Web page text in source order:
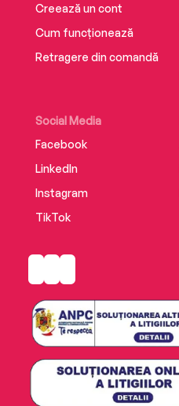
Creează un cont
Cum funcționează
Retragere din comandă
Social Media
Facebook
LinkedIn
Instagram
TikTok